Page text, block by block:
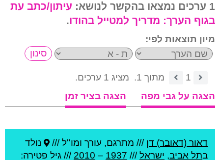
1 ערכים נמצאו בהקשר לנושא:
עיתון/כתב עת
בגוף הערך: מדריך למטייל בהודו.
מיון תוצאות לפי:
1 מתוך 1.
מציג 1 ערכים.
הצגה על גבי מפה
הצגה בציר זמן
דאור (דאובר) דן /// מתרגם, עורך ומו''ל ///
נולד
בתל אביב, ישראל///
1937
–
2010 /// גיל פטירה: